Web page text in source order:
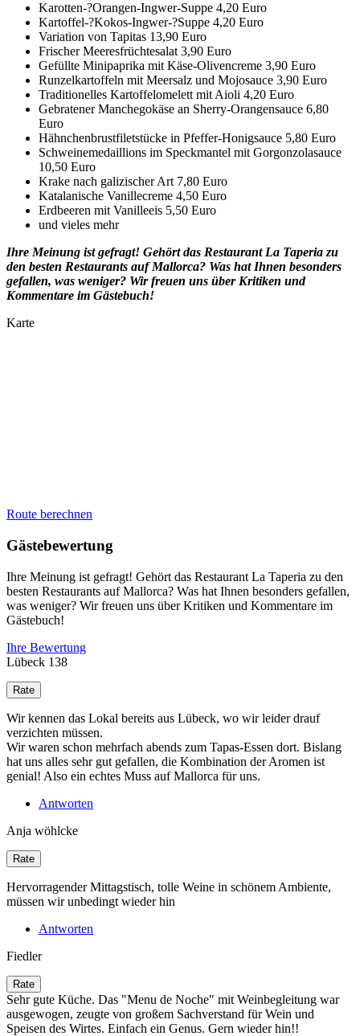
Karotten-­?Orangen-­Ingwer-­Suppe 4,20 Euro
Kartoffel-­?Kokos-­Ingwer-­?Suppe 4,20 Euro
Variation von Tapitas 13,90 Euro
Frischer Meeresfrüchtesalat 3,90 Euro
Gefüllte Minipaprika mit Käse-­Olivencreme 3,90 Euro
Runzelkartoffeln mit Meersalz und Mojosauce 3,90 Euro
Traditionelles Kartoffelomelett mit Aioli 4,20 Euro
Gebratener Manchegokäse an Sherry-­Orangensauce 6,80
Euro
Hähnchenbrustfiletstücke in Pfeffer-­Honigsauce 5,80 Euro
Schweinemedaillions im Speckmantel mit Gorgonzolasauce
10,50 Euro
Krake nach galizischer Art 7,80 Euro
Katalanische Vanillecreme 4,50 Euro
Erdbeeren mit Vanilleeis 5,50 Euro
und vieles mehr
Ihre Meinung ist gefragt! Gehört das Restaurant La Taperia zu
den besten Restaurants auf Mallorca? Was hat Ihnen besonders
gefallen, was weniger? Wir freuen uns über Kritiken und
Kommentare im Gästebuch!
Karte
Route berechnen
Gästebewertung
Ihre Meinung ist gefragt! Gehört das Restaurant La Taperia zu den
besten Restaurants auf Mallorca? Was hat Ihnen besonders gefallen,
was weniger? Wir freuen uns über Kritiken und Kommentare im
Gästebuch!
Ihre Bewertung
Lübeck 138
Wir kennen das Lokal bereits aus Lübeck, wo wir leider drauf
verzichten müssen.
Wir waren schon mehrfach abends zum Tapas-Essen dort. Bislang
hat uns alles sehr gut gefallen, die Kombination der Aromen ist
genial! Also ein echtes Muss auf Mallorca für uns.
Antworten
Anja wöhlcke
Hervorragender Mittagstisch, tolle Weine in schönem Ambiente,
müssen wir unbedingt wieder hin
Antworten
Fiedler
Sehr gute Küche. Das "Menu de Noche" mit Weinbegleitung war
ausgewogen, zeugte von großem Sachverstand für Wein und
Speisen des Wirtes. Einfach ein Genus. Gern wieder hin!!